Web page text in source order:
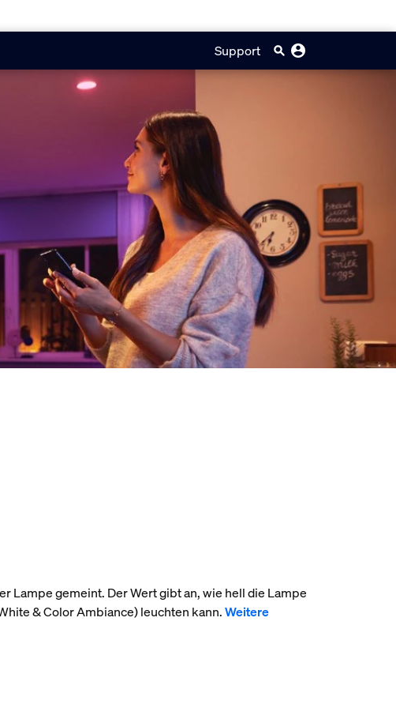
Support
Lampe gemeint. Der Wert gibt an, wie hell die Lampe
& Color Ambiance) leuchten kann.Weitere